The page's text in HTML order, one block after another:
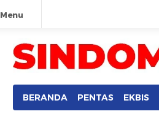
Menu
SINDOMANADO
Informatif dan Edukatif
BERANDA PENTAS EKBIS